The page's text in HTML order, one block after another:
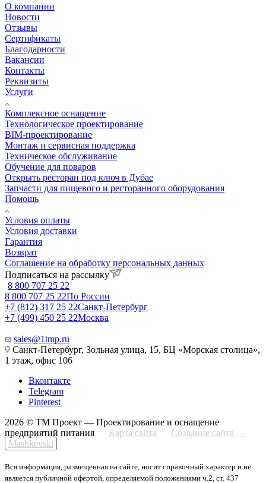
О компании
Новости
Отзывы
Сертификаты
Благодарности
Вакансии
Контакты
Реквизиты
Услуги
Комплексное оснащение
Технологическое проектирование
BIM-проектирование
Монтаж и сервисная поддержка
Техническое обслуживание
Обучение для поваров
Открыть ресторан под ключ в Дубае
Запчасти для пищевого и ресторанного оборудования
Помощь
Условия оплаты
Условия доставки
Гарантия
Возврат
Соглашение на обработку персональных данных
Подписаться на рассылку
8 800 707 25 22
8 800 707 25 22По России
+7 (812) 317 25 22Санкт-Петербург
+7 (499) 450 25 22Москва
sales@1tmp.ru
Санкт-Петербург, Зольная улица, 15, БЦ «Морская столица»,
1 этаж, офис 106
Вконтакте
Telegram
Pinterest
2026 © ТМ Проект — Проектирование и оснащение
предприятий питания
Карта сайта
Создание сайта —
Mashkevski
Вся информация, размещенная на сайте, носит справочный характер и не
является публичной офертой, определяемой положениями ч.2, ст. 437